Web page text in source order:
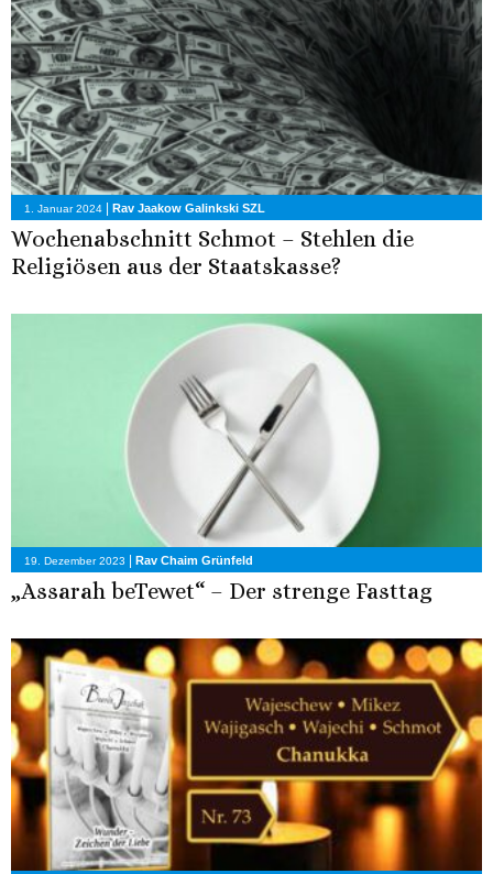
1. Januar 2024 Rav Jaakow Galinkski SZL
Wochenabschnitt Schmot – Stehlen die
Religiösen aus der Staatskasse?
19. Dezember 2023 | Rav Chaim Grünfeld
„Assarah beTewet“ – Der strenge Fasttag